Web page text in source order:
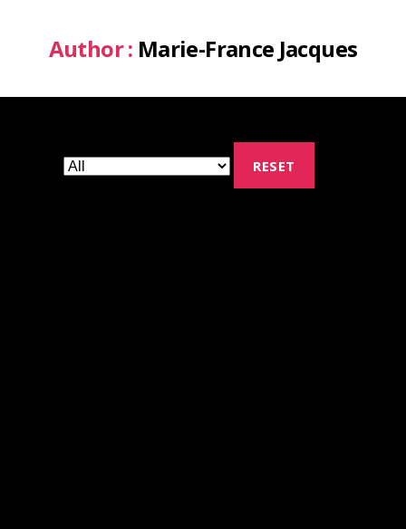
Author : Marie-France Jacques
RESET